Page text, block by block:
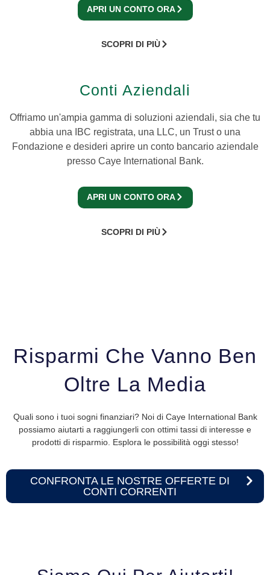
APRI UN CONTO ORA
SCOPRI DI PIÙ
Conti Aziendali
Offriamo un'ampia gamma di soluzioni aziendali, sia che tu
abbia una IBC registrata, una LLC, un Trust o una
Fondazione e desideri aprire un conto bancario aziendale
presso Caye International Bank.
APRI UN CONTO ORA
SCOPRI DI PIÙ
Risparmi Che Vanno Ben
Oltre La Media
Quali sono i tuoi sogni finanziari? Noi di Caye International Bank
possiamo aiutarti a raggiungerli con ottimi tassi di interesse e
prodotti di risparmio. Esplora le possibilità oggi stesso!
CONFRONTA LE NOSTRE OFFERTE DI
CONTI CORRENTI